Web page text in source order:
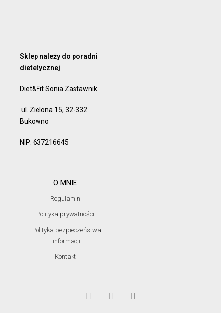
Sklep należy do poradni
dietetycznej
Diet&Fit Sonia Zastawnik
ul. Zielona 15, 32-332
Bukowno
NIP: 637216645
O MNIE
Regulamin
Polityka prywatności
Polityka bezpieczeństwa
informacji
Kontakt